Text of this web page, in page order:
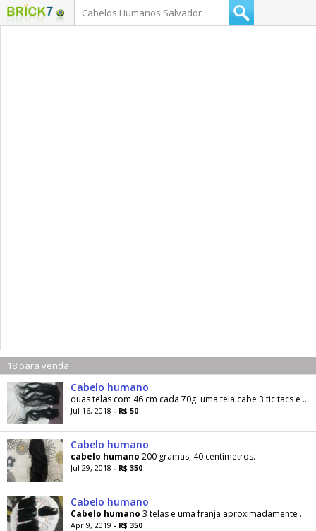
18 para venda
Cabelo humano
duas telas com 46 cm cada 70g. uma tela cabe 3 tic tacs e a outra 2 q não estão includos. não faço menos
Jul 16, 2018 - R$ 50
Cabelo humano
cabelo humano 200 gramas, 40 centímetros.
Jul 29, 2018 - R$ 350
Cabelo humano
Cabelo humano 3 telas e uma franja aproximadamente 42 cm ótimo estado, preço barato.
Apr 9, 2019 - R$ 350